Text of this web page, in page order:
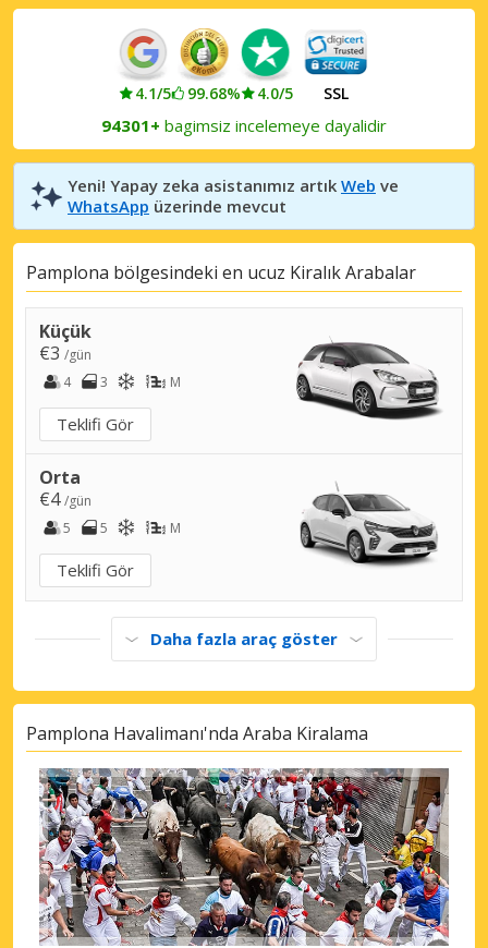
4.1/5 99.68% 4.0/5 SSL
94301+ bagimsiz incelemeye dayalidir
Yeni! Yapay zeka asistanımız artık Web ve
WhatsApp üzerinde mevcut
Pamplona bölgesindeki en ucuz Kiralık Arabalar
Küçük
€3 /gün
4
3 M
Teklifi Gör
Orta
€4/gün
5
5 M
Teklifi Gör
Daha fazla araç göster
Pamplona Havalimanı'nda Araba Kiralama